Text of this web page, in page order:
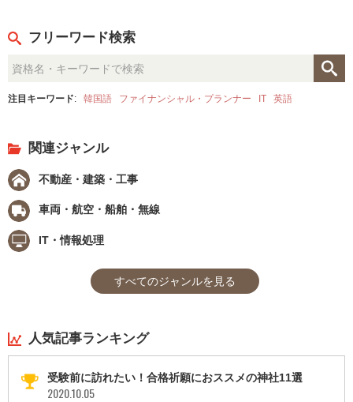
フリーワード検索
注目キーワード: 韓国語 ファイナンシャル・プランナー IT 英語
関連ジャンル
不動産・建築・工事
車両・航空・船舶・無線
IT・情報処理
すべてのジャンルを見る
人気記事ランキング
受験前に訪れたい！合格祈願におススメの神社11選
2020.10.05